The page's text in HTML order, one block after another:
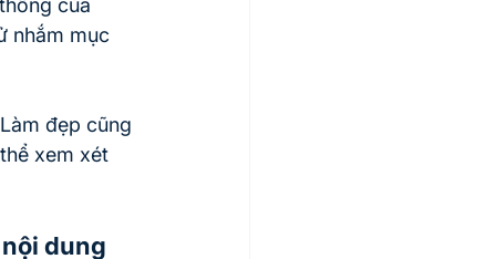
nhắm mục
đẹp cũng
xem xét
dung